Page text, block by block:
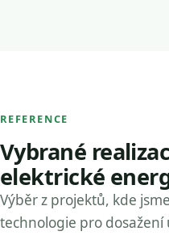
REFERENCE
Vybrané
elektrické
Výběr z projektů, kde
technologie pro